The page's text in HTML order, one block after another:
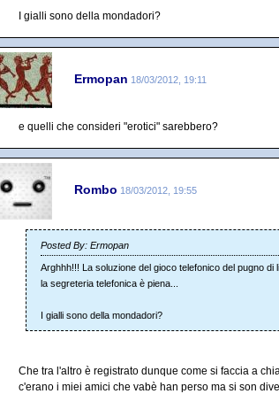
I gialli sono della mondadori?
Ermopan 18/03/2012, 19:11
e quelli che consideri "erotici" sarebbero?
Rombo 18/03/2012, 19:55
Posted By: Ermopan
Arghhh!!! La soluzione del gioco telefonico del pugno
la segreteria telefonica è piena...
I gialli sono della mondadori?
Che tra l'altro è registrato dunque come si faccia a
c'erano i miei amici che vabè han perso ma si son